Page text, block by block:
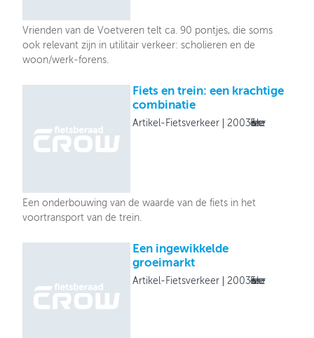
Vrienden van de Voetveren telt ca. 90 pontjes, die soms
ook relevant zijn in utilitair verkeer: scholieren en de
woon/werk-forens.
Fiets en trein: een krachtige
combinatie
Artikel-Fietsverkeer 2003Fietsverkeer
Een onderbouwing van de waarde van de fiets in het
voortransport van de trein.
Een ingewikkelde
groeimarkt
Artikel-Fietsverkeer 2003Fietsverkeer